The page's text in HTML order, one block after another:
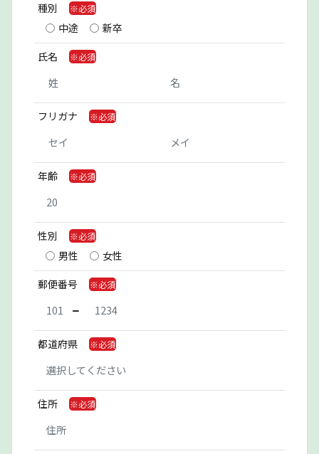
種別
中途
新卒
氏名
フリガナ
年齢
性別
男性
女性
郵便番号
都道府県
住所